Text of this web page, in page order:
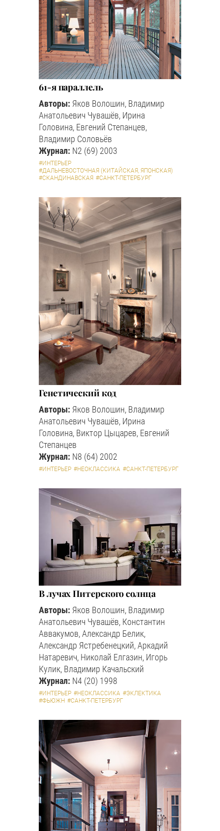
61-я параллель
Авторы: Яков Волошин, Владимир
Анатольевич Чувашёв, Ирина
Головина, Евгений Степанцев,
Владимир Соловьёв
Журнал: N2 (69) 2003
#ИНТЕРЬЕР
#ДАЛЬНЕВОСТОЧНАЯ (КИТАЙСКАЯ, ЯПОНСКАЯ)
#СКАНДИНАВСКАЯ #САНКТ-ПЕТЕРБУРГ
Генетический код
Авторы: Яков Волошин, Владимир
Анатольевич Чувашёв, Ирина
Головина, Виктор Цыцарев, Евгений
Степанцев
Журнал: N8 (64) 2002
#ИНТЕРЬЕР #НЕОКЛАССИКА #САНКТ-ПЕТЕРБУРГ
В лучах Питерского солнца
Авторы: Яков Волошин, Владимир
Анатольевич Чувашёв, Константин
Аввакумов, Александр Белик,
Александр Ястребенецкий, Аркадий
Натаревич, Николай Елгазин, Игорь
Кулик, Владимир Качальский
Журнал: N4 (20) 1998
#ИНТЕРЬЕР #НЕОКЛАССИКА #ЭКЛЕКТИКА
#ФЬЮЖН #САНКТ-ПЕТЕРБУРГ